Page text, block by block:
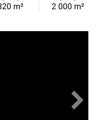
m²
Superficie
2 000 m²